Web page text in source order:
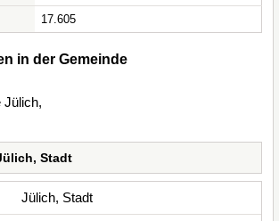
17.605
in der Gemeinde
Stadt
Jülich, Stadt